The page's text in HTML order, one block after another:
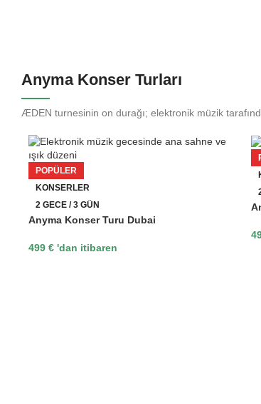
Anyma Konser Turları
ÆDEN turnesinin on durağı; elektronik müzik
POPÜLER
KONSERLER
2 GECE / 3 GÜN
Anyma Konser Turu Dubai
499 € 'dan itibaren